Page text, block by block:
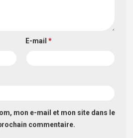
E-mail *
mon e-mail et mon site dans le
commentaire.